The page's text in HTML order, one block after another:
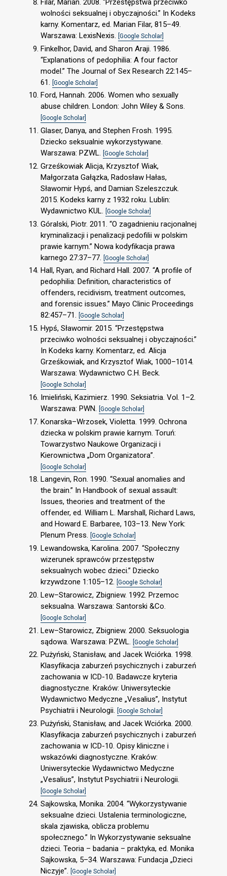
Filar, Marian. 2008. “Przestępstwa przeciwko
wolności seksualnej i obyczajności.” In Kodeks
karny. Komentarz, ed. Marian Filar, 815–49.
Warszawa: LexisNexis. [Google Scholar]
Finkelhor, David, and Sharon Araji. 1986.
“Explanations of pedophilia: A four factor
model.” The Journal of Sex Research 22:145–
61.
[Google Scholar]
Ford, Hannah. 2006. Women who sexually
abuse children. London: John Wiley & Sons.
[Google Scholar]
Glaser, Danya, and Stephen Frosh. 1995.
Dziecko seksualnie wykorzystywane.
Warszawa: PZWL. [Google Scholar]
Grześkowiak Alicja, Krzysztof Wiak,
Małgorzata Gałązka, Radosław Hałas,
Sławomir Hypś, and Damian Szeleszczuk.
2015. Kodeks karny z 1932 roku. Lublin:
Wydawnictwo KUL. [Google Scholar]
Góralski, Piotr. 2011. “O zagadnieniu racjonalnej
kryminalizacji i penalizacji pedofilii w polskim
prawie karnym.” Nowa kodyfikacja prawa
karnego 27:37–77.
[Google Scholar]
Hall, Ryan, and Richard Hall. 2007. “A profile of
pedophilia: Definition, characteristics of
offenders, recidivism, treatment outcomes,
and forensic issues.” Mayo Clinic Proceedings
82:457–71. [Google Scholar]
Hypś, Sławomir. 2015. “Przestępstwa
przeciwko wolności seksualnej i obyczajności.”
In Kodeks karny. Komentarz, ed. Alicja
Grześkowiak, and Krzysztof Wiak, 1000–1014.
Warszawa: Wydawnictwo C.H. Beck.
[Google Scholar]
Imieliński, Kazimierz. 1990. Seksiatria. Vol. 1–2.
Warszawa: PWN. [Google Scholar]
Konarska–Wrzosek, Violetta. 1999. Ochrona
dziecka w polskim prawie karnym. Toruń:
Towarzystwo Naukowe Organizacji i
Kierownictwa „Dom Organizatora”.
[Google Scholar]
Langevin, Ron. 1990. “Sexual anomalies and
the brain.” In Handbook of sexual assault:
Issues, theories and treatment of the
offender, ed. William L. Marshall, Richard Laws,
and Howard E. Barbaree, 103–13. New York:
Plenum Press. [Google Scholar]
Lewandowska, Karolina. 2007. “Społeczny
wizerunek sprawców przestępstw
seksualnych wobec dzieci.” Dziecko
krzywdzone 1:105–12. [Google Scholar]
Lew–Starowicz, Zbigniew. 1992. Przemoc
seksualna. Warszawa: Santorski &Co.
[Google Scholar]
Lew–Starowicz, Zbigniew. 2000. Seksuologia
sądowa. Warszawa: PZWL.
[Google Scholar]
Pużyński, Stanisław, and Jacek Wciórka. 1998.
Klasyfikacja zaburzeń psychicznych i zaburzeń
zachowania w ICD-10. Badawcze kryteria
diagnostyczne. Kraków: Uniwersyteckie
Wydawnictwo Medyczne „Vesalius”, Instytut
Psychiatrii i Neurologii. [Google Scholar]
Pużyński, Stanisław, and Jacek Wciórka. 2000.
Klasyfikacja zaburzeń psychicznych i zaburzeń
zachowania w ICD-10. Opisy kliniczne i
wskazówki diagnostyczne. Kraków:
Uniwersyteckie Wydawnictwo Medyczne
„Vesalius”, Instytut Psychiatrii i Neurologii.
[Google Scholar]
Sajkowska, Monika. 2004. “Wykorzystywanie
seksualne dzieci. Ustalenia terminologiczne,
skala zjawiska, oblicza problemu
społecznego.” In Wykorzystywanie seksualne
dzieci. Teoria – badania – praktyka, ed. Monika
Sajkowska, 5–34. Warszawa: Fundacja „Dzieci
Niczyje”. [Google Scholar]